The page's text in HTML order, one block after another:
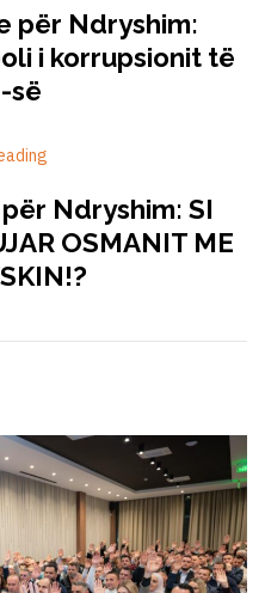
për Ndryshim:
i korrupsionit të
së
Ndryshim: SI
OSMANIT ME